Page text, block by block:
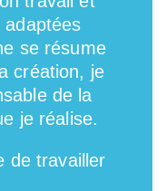
se résume
création, je
de la
je réalise.
de travailler